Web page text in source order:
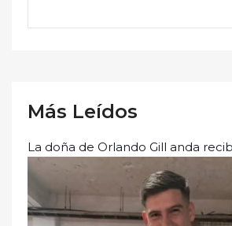
Más Leídos
La doña de Orlando Gill anda